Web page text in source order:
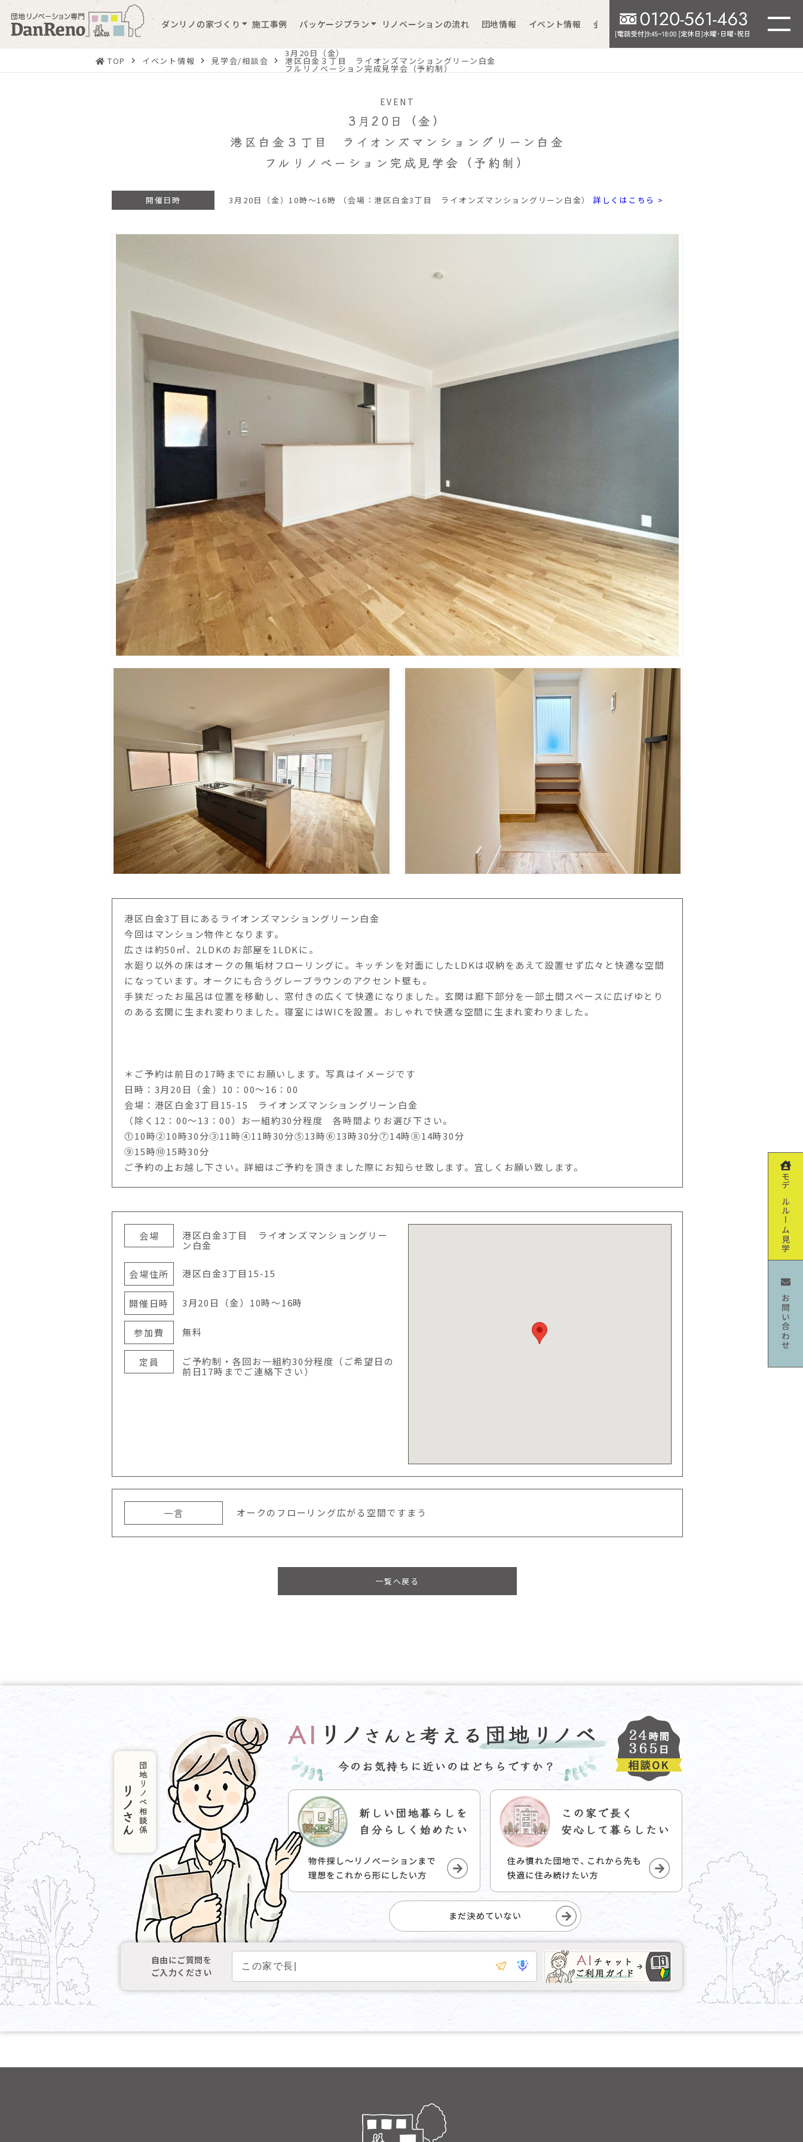
ダンリノの家づくり 施工事例 パッケージプラン リノベーションの流れ 団地情報 イベント情報 会社情報 よくあるご質問
TOP イベント情報 見学会/相談会
3月20日（金）
港区白金３丁目 ライオンズマンショングリーン白金
フルリノベーション完成見学会（予約制）
モデルルーム見学
お問い合わせ
EVENT
3月20日（金）
港区白金３丁目 ライオンズマンショングリーン白金
フルリノベーション完成見学会（予約制）
開催日時 3月20日（金）10時～16時 （会場：港区白金3丁目 ライオンズマンショングリーン白金） 詳しくはこちら >
港区白金3丁目にあるライオンズマンショングリーン白金
今回はマンション物件となります。
広さは約50㎡、2LDKのお部屋を1LDKに。
水廻り以外の床はオークの無垢材フローリングに。キッチンを対面にしたLDKは収納をあえて設置せず広々と快適な空間
になっています。オークにも合うグレーブラウンのアクセント壁も。
手狭だったお風呂は位置を移動し、窓付きの広くて快適になりました。玄関は廊下部分を一部土間スペースに広げゆとり
のある玄関に生まれ変わりました。寝室にはWICを設置。おしゃれで快適な空間に生まれ変わりました。
＊ご予約は前日の17時までにお願いします。写真はイメージです
日時：3月20日（金）10：00～16：00
会場：港区白金3丁目 15-15
ライオンズマンショングリーン白金
（除く12：00～13：00）お一組約30分程度 各時間よりお選び下さい。
⓵10時②10時30分③11時④11時30分⑤13時⑥13時30分⑦14時⑧14時30分
⑨15時⑩15時30分
ご予約の上お越し下さい。詳細はご予約を頂きました際にお知らせ致します。宜しくお願い致します。
会場
港区白金3丁目 ライオンズマンショングリー
ン白金
会場住所 港区白金3丁目15-15
開催日時 3月20日（金）10時～16時
参加費 無料
定員
ご予約制・各回お一組約30分程度（ご希望日の
前日17時までご連絡下さい）
一言 オークのフローリング広がる空間ですまう
一覧へ戻る
自由にご質問を
ご入力ください